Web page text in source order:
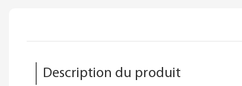
Description du produit